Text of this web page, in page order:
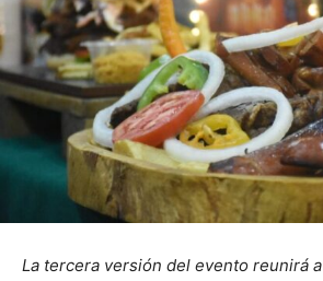
La tercera versión del evento reunirá